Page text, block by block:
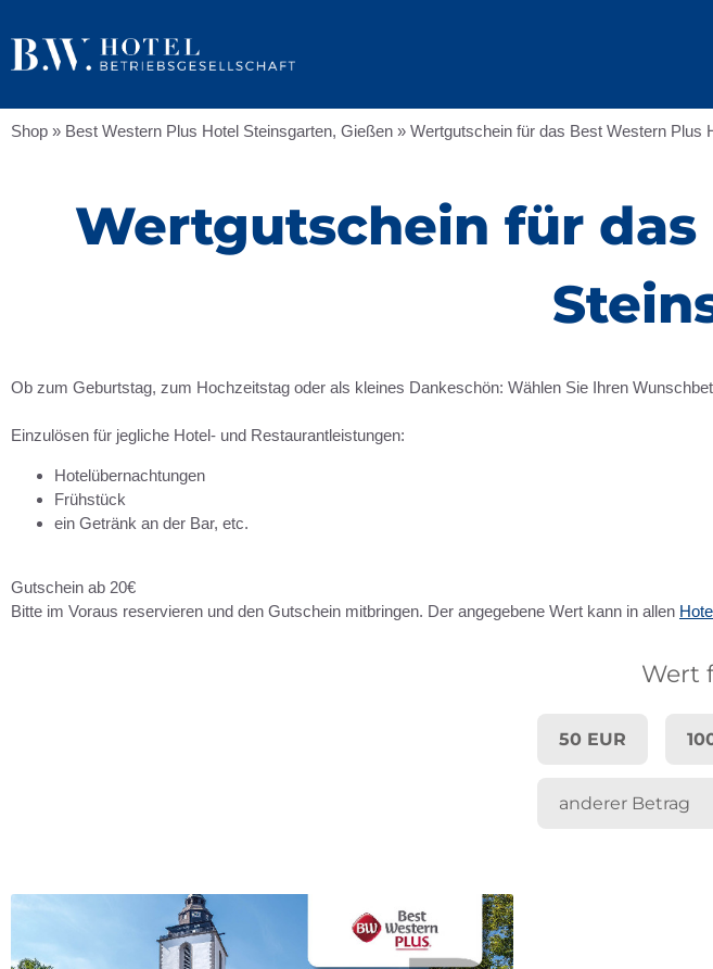
Shop » Best Western Plus Hotel Steinsgarten, Gießen » Wertgutschein für das Best Western Plus
Wertgutschein für das
Ob zum Geburtstag, zum Hochzeitstag oder als kleines Dankeschön: Wählen Sie Ihren
Einzulösen für jegliche Hotel- und Restaurantleistungen:
Hotelübernachtungen
Frühstück
ein Getränk an der Bar, etc.
Gutschein ab 20€
Bitte im Voraus reservieren und den Gutschein mitbringen. Der angegebene Wert kann in allen
Wert
50 EUR